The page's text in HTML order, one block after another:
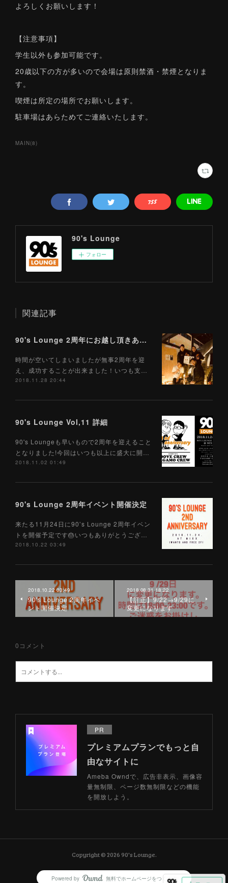
よろしくお願いします！
【注意事項】
学生以外も参加可能です。
20歳以下の方が多いので会場は原則禁酒・禁煙となりま
す。
喫煙は所定の場所でお願いします。
駐車場はあらためてご連絡いたします。
MAIN(8)
90's Lounge
フォロー
関連記事
90's Lounge 2周年にお越し頂きありがとうございます！
時間が空いてしまいましたが無事2周年を迎
え、成功することが出来ました！いつも支…
2018.11.28 20:44
90's Lounge Vol,11 詳細
90's Loungeも早いもので2周年を迎えること
となりました!今回はいつも以上に盛大に開…
2018.11.02 01:49
90's Lounge 2周年イベント開催決定
来たる11月24日に90’s Lounge 2周年イベン
トを開催予定です🎂いつもありがとうござ…
2018.10.22 03:49
2018.10.22 03:49
90's Lounge 2周年イベ
ント開催決定
2018.08.31 18:22
【訂正】9/22→9/29に
変更になります
0 コメント
PR
プレミアムプランでもっと自
由なサイトに
Ameba Owndで、広告非表示、画像容
量無制限、ページ数無制限などの機能
を開放しよう。
Copyright ©202690's Lounge.
Powered by 無料でホームページをつくろう